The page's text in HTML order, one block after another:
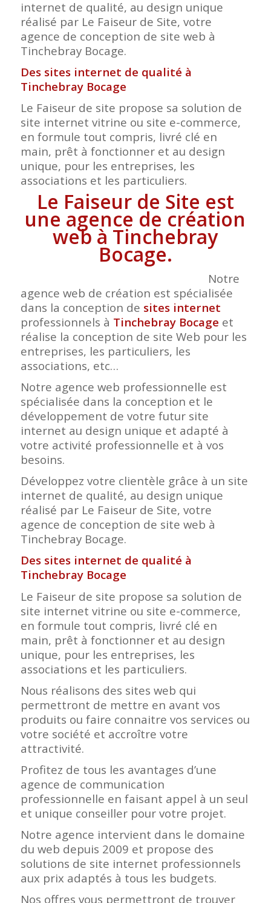
internet de qualité, au design unique
réalisé par Le Faiseur de Site, votre
agence de conception de site web à
Tinchebray Bocage.
Des sites internet de qualité à
Tinchebray Bocage
Le Faiseur de site propose sa solution de
site internet vitrine ou site e-commerce,
en formule tout compris, livré clé en
main, prêt à fonctionner et au design
unique, pour les entreprises, les
associations et les particuliers.
Le Faiseur de Site est
une agence de création
web à Tinchebray
Bocage.
Notre
agence web de création est spécialisée
dans la conception de sites internet
professionnels à Tinchebray Bocage et
réalise la conception de site Web pour les
entreprises, les particuliers, les
associations, etc…
Notre agence web professionnelle est
spécialisée dans la conception et le
développement de votre futur site
internet au design unique et adapté à
votre activité professionnelle et à vos
besoins.
Développez votre clientèle grâce à un site
internet de qualité, au design unique
réalisé par Le Faiseur de Site, votre
agence de conception de site web à
Tinchebray Bocage.
Des sites internet de qualité à
Tinchebray Bocage
Le Faiseur de site propose sa solution de
site internet vitrine ou site e-commerce,
en formule tout compris, livré clé en
main, prêt à fonctionner et au design
unique, pour les entreprises, les
associations et les particuliers.
Nous réalisons des sites web qui
permettront de mettre en avant vos
produits ou faire connaitre vos services ou
votre société et accroître votre
attractivité.
Profitez de tous les avantages d’une
agence de communication
professionnelle en faisant appel à un seul
et unique conseiller pour votre projet.
Notre agence intervient dans le domaine
du web depuis 2009 et propose des
solutions de site internet professionnels
aux prix adaptés à tous les budgets.
Nos offres vous permettront de trouver